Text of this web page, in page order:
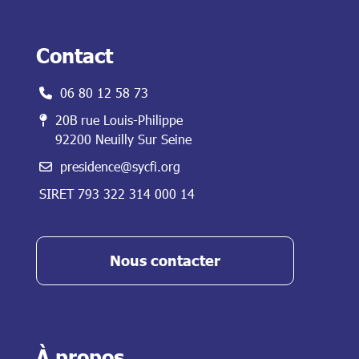
Contact
06 80 12 58 73
20B rue Louis-Philippe
92200 Neuilly Sur Seine
presidence@sycfi.org
SIRET 793 322 314 000 14
Nous contacter